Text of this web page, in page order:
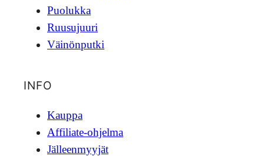
Puolukka
Ruusujuuri
Väinönputki
INFO
Kauppa
Affiliate-ohjelma
Jälleenmyyjät